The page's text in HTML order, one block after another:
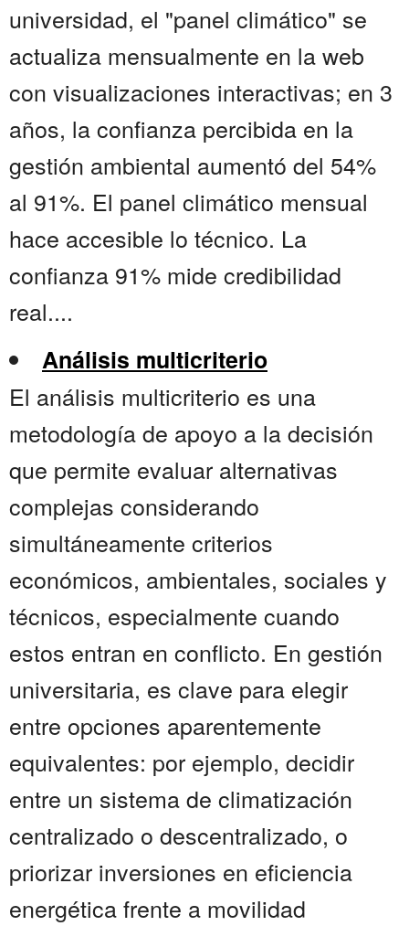
universidad, el "panel climático" se
actualiza mensualmente en la web
con visualizaciones interactivas; en 3
años, la confianza percibida en la
gestión ambiental aumentó del 54%
al 91%. El panel climático mensual
hace accesible lo técnico. La
confianza 91% mide credibilidad
real....
Análisis multicriterio
El análisis multicriterio es una
metodología de apoyo a la decisión
que permite evaluar alternativas
complejas considerando
simultáneamente criterios
económicos, ambientales, sociales y
técnicos, especialmente cuando
estos entran en conflicto. En gestión
universitaria, es clave para elegir
entre opciones aparentemente
equivalentes: por ejemplo, decidir
entre un sistema de climatización
centralizado o descentralizado, o
priorizar inversiones en eficiencia
energética frente a movilidad